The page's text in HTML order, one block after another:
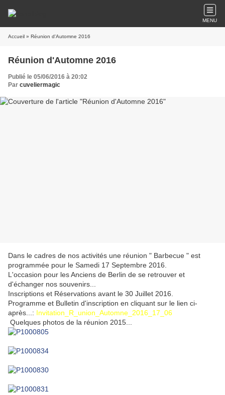
MENU
Accueil » Réunion d'Automne 2016
Réunion d'Automne 2016
Publié le 05/06/2016 à 20:02
Par cuveliermagic
Dans le cadres de nos activités une réunion " Barbecue " est
programmée pour le Samedi 17 Septembre 2016.
L'occasion pour les Anciens de Berlin de se retrouver et
d'échanger nos souvenirs...
Inscriptions et Réservations avant le 30 Juillet 2016.
Programme et Bulletin d'inscription en cliquant sur le lien ci-
après...: Invitation_R_union_Automne_2016_17_06
Quelques photos de la réunion 2015...